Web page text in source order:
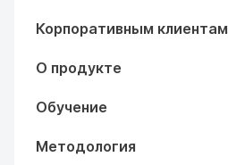
Корпоративным клиентам
О продукте
Обучение
Методология